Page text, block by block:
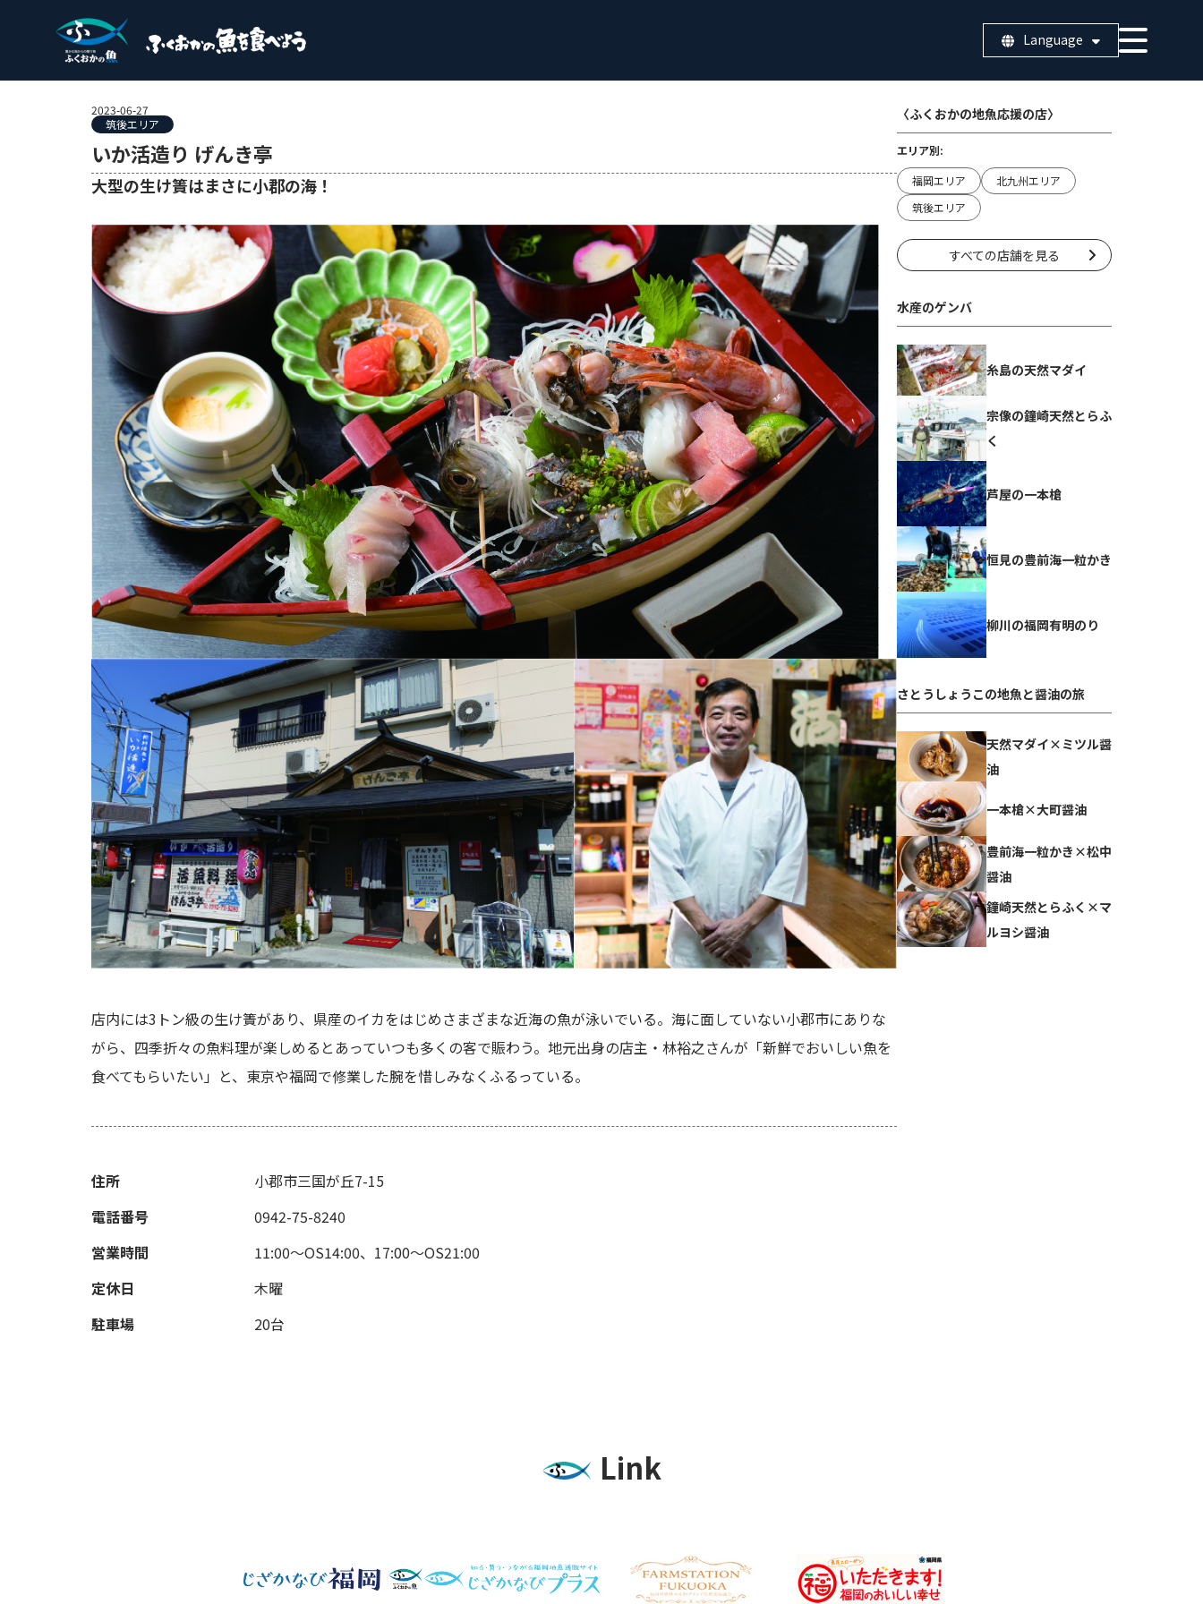
Language
2023-06-27
筑後エリア
いか活造り げんき亭
大型の生け簀はまさに小郡の海！
店内には3トン級の生け簀があり、県産のイカをはじめさまざまな近海の魚が泳いでいる。海に面していない小郡市にありな
がら、四季折々の魚料理が楽しめるとあっていつも多くの客で賑わう。地元出身の店主・林裕之さんが「新鮮でおいしい魚を
食べてもらいたい」と、東京や福岡で修業した腕を惜しみなくふるっている。
住所
小郡市三国が丘7-15
電話番号
0942-75-8240
営業時間
11:00～OS14:00、17:00～OS21:00
定休日
木曜
駐車場
20台
〈ふくおかの地魚応援の店〉
エリア別:
福岡エリア
北九州エリア
筑後エリア
すべての店舗を見る
水産のゲンバ
糸島の天然マダイ
宗像の鐘崎天然とらふ
く
芦屋の一本槍
恒見の豊前海一粒かき
柳川の福岡有明のり
さとうしょうこの地魚と醤油の旅
天然マダイ×ミツル醤
油
一本槍×大町醤油
豊前海一粒かき×松中
醤油
鐘崎天然とらふく×マ
ルヨシ醤油
Link